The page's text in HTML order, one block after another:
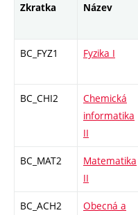
Zkratka Název
BC_FYZ1 Fyzika I
BC_CHI2
Chemická
informatika
II
BC_MAT2
Matematika
II
BC_ACH2
Obecná a